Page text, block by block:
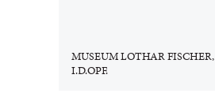
MUSEUM LOTHAR
I.D.OPF.